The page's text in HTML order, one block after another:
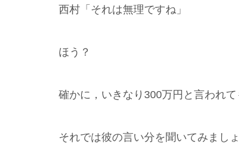
西村「それは無理ですね」
ほう？
確かに，いきなり300万円と言われ
それでは彼の言い分を聞いてみましょ